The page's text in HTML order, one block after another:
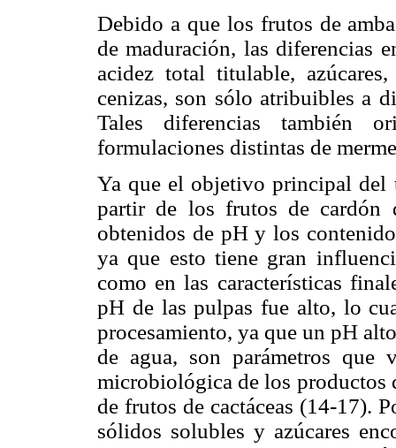
Debido a que los frutos de
de maduración, las diferencias
acidez total titulable,
cenizas, son sólo atribuibles a
Tales diferencias también
formulaciones distintas de
Ya que el objetivo principal del
partir de los frutos de cardón
obtenidos de pH y los
ya que esto tiene gran
como en las características
pH de las pulpas fue alto, lo
procesamiento, ya que un pH
de agua, son parámetros
microbiológica de los productos
de frutos de cactáceas (14-17).
sólidos solubles y azúcares